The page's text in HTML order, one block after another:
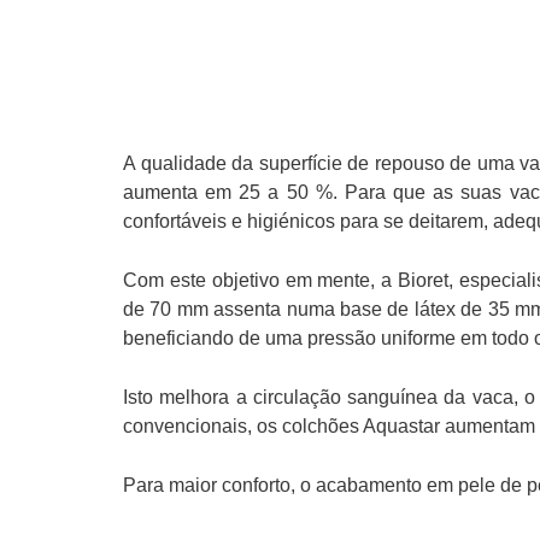
A qualidade da superfície de repouso de uma
aumenta em 25 a 50 %. Para que as suas
confortáveis e higiénicos para se deitarem,
Com este objetivo em mente, a Bioret,
de 70 mm assenta numa base de látex de 35
beneficiando de uma pressão uniforme em todo
Isto melhora a circulação sanguínea da vaca,
convencionais, os colchões Aquastar
Para maior conforto, o acabamento em pele de